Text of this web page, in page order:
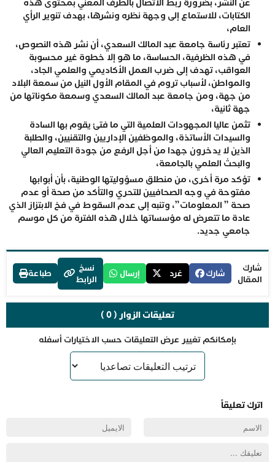
عن النشر، بضرورة ربط الاتصال بالطرف المعني بمحتوى هذه
الكتابات، للاستماع إلى وجهة نظره ونشرها، بهدف تنوير الرأي
العام،
تعتبر رئاسة جامعة عبد المالك السعدي، أن نشر هذه النصوص،
في هذه الظرفية، الحساسة، ما هو إلا خطوة غير محسوبة
العواقب، تهدف إلى ضرب العمل الأكاديمي والعلمي الجاد،
والمواطن، لأسباب تروم في المقام الأول النيل من سمعة البلاد
من جهة، ومن جامعة عبد المالك السعدي وسمعة مكوناتها من
جهة ثانية،
تثمن عاليا المجهودات العلمية التي ما فتئ يقوم بها السادة
والسيدات الأساتذة، والموظفين الإداريين والتقنيين، والطلبة
الذين لا يدخرون جهدا من أجل الرفع من جودة التعليم العالي
والبحث العلمي بالجامعة،
تؤكد مرة أخرى، من منطلق مسؤوليتها الوطنية، بأن أبوابها
مفتوحة في وجه الصحافيين للتحري والتأكد من صحة أو عدم
صحة ” المعلومات”، وتنبه إلى عدم السقوط في فخ الابتزاز الذي
عادة ما تتعرض له مؤسساتها خلال هذه الفترة من كل موسم
جامعي جديد.
شارك
المقال
شارك غرد إرسال
نسخ
الرابط
طباعة
تعليقات الزوار ( 0 )
بإمكانكم تغيير عرض التعليقات حسب الاختيارات أسفله
اترك تعليقاً